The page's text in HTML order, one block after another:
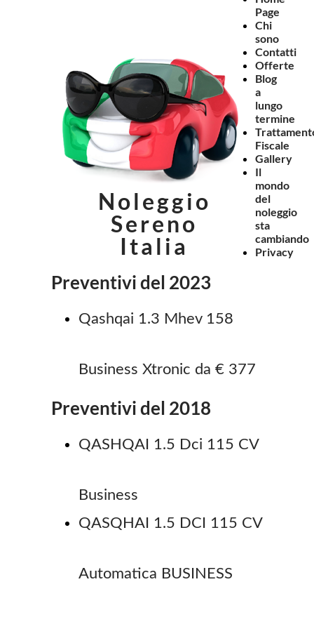
Preventivi del 2023
Qashqai 1.3 Mhev 158
Business Xtronic da € 377
Preventivi del 2018
Noleggio
Sereno
Italia
QASHQAI 1.5 Dci 115 CV
Business
Page
Chi
sono
Contatti
Offerte
Blog
a
lungo
termine
Fiscale
Gallery
Il
mondo
del
noleggio
sta
cambiando
Privacy
QASQHAI 1.5 DCI 115 CV
Automatica BUSINESS